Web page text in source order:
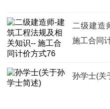
二级建造
施工合同
孙学士(关